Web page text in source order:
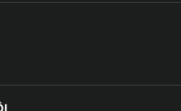
xe trước những tranh chấp